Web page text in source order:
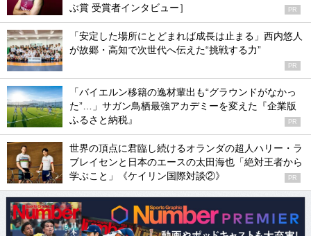
ぶ賞 受賞者インタビュー］
PR
「安定した場所にとどまれば成長は止まる」西内悠人
が故郷・高知で次世代へ伝えた“挑戦する力”
PR
「バイエルン移籍の逸材輩出も“グラウンドがなかっ
た”…」サガン鳥栖最強アカデミーを変えた『企業版
ふるさと納税』
PR
世界の頂点に君臨し続けるオランダの超人ハリー・ラ
ブレイセンと日本のエースの太田海也「絶対王者から
学ぶこと」《ケイリン国際対談②》
PR